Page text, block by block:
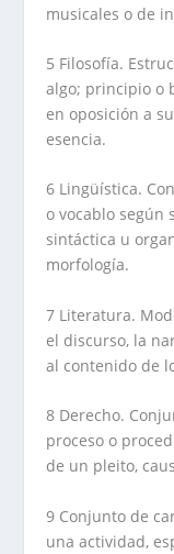
musicales o de
5 Filosofía.
algo; principio o
en oposición a
esencia.
6 Lingüística.
o vocablo según
sintáctica u
morfología.
7 Literatura.
el discurso, la
al contenido de
8 Derecho.
proceso o
de un pleito,
9 Conjunto de
una actividad,